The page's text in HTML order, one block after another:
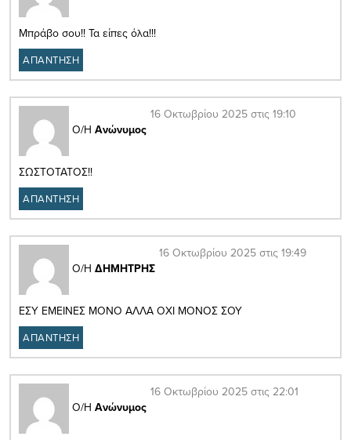
Μπράβο σου!! Τα είπες όλα!!!
ΑΠΑΝΤΗΣΗ
Ο/Η Ανώνυμος
16 Οκτωβρίου 2025 στις 19:10
ΣΩΣΤΟΤΑΤΟΣ!!
ΑΠΑΝΤΗΣΗ
Ο/Η ΔΗΜΗΤΡΗΣ
16 Οκτωβρίου 2025 στις 19:49
ΕΣΥ ΕΜΕΙΝΕΣ ΜΟΝΟ ΑΛΛΑ ΟΧΙ ΜΟΝΟΣ ΣΟΥ
ΑΠΑΝΤΗΣΗ
Ο/Η Ανώνυμος
16 Οκτωβρίου 2025 στις 22:01